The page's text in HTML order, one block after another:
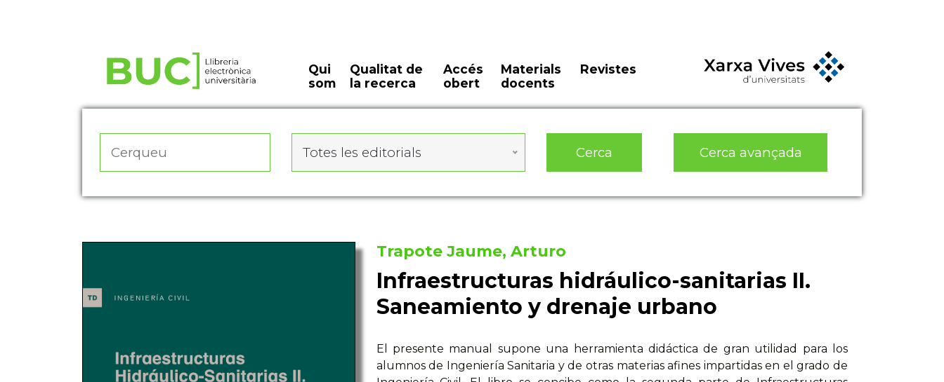
Qui
som
Qualitat de
la recerca
Accés
obert
Materials
docents
Revistes
Totes les editorials Cerca Cerca avançada
Trapote Jaume, Arturo
Infraestructuras hidráulico-sanitarias II.
Saneamiento y drenaje urbano
El presente manual supone una herramienta didáctica de gran utilidad para los
alumnos de Ingeniería Sanitaria y de otras materias afines impartidas en el grado de